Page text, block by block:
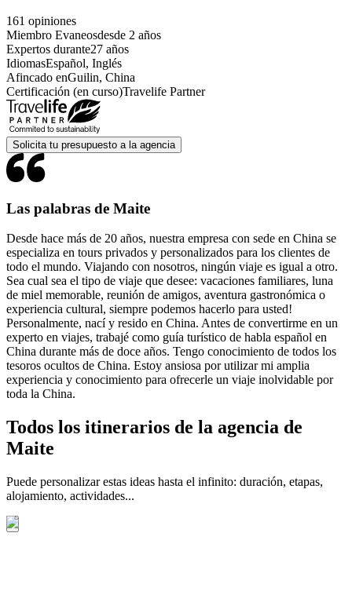
161 opiniones
Miembro Evaneosdesde 2 años
Expertos durante27 años
IdiomasEspañol, Inglés
Afincado enGuilin, China
Certificación (en curso)Travelife Partner
Solicita tu presupuesto a la agencia
Las palabras de Maite
Desde hace más de 20 años, nuestra empresa con sede en China se
especializa en tours privados y personalizados para los clientes de
todo el mundo. Viajando con nosotros, ningún viaje es igual a otro.
Sea cual sea el tipo de viaje que desee: vacaciones familiares, luna
de miel memorable, reunión de amigos, aventura gastronómica o
experiencia cultural, siempre podemos hacerlo para usted!
Personalmente, nací y resido en China. Antes de convertirme en un
experto en viajes, trabajé como guía turístico de habla español en
China durante más de doce años. Tengo conocimiento de todos los
tesoros ocultos de China. Estoy ansiosa por utilizar mi amplia
experiencia y conocimiento para ofrecerle un viaje inolvidable por
toda la China.
Todos los itinerarios de la agencia de
Maite
Puede personalizar estas ideas hasta el infinito: duración, etapas,
alojamiento, actividades...